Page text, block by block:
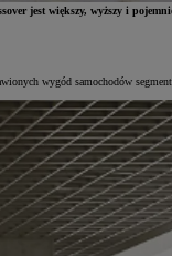
jest większy, wyższy i
wygód samochodów